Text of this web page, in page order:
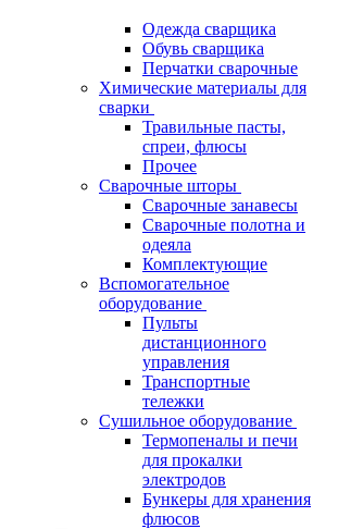
Одежда сварщика
Обувь сварщика
Перчатки сварочные
Химические материалы для
сварки
Травильные пасты,
спреи, флюсы
Прочее
Сварочные шторы
Сварочные занавесы
Сварочные полотна и
одеяла
Комплектующие
Вспомогательное
оборудование
Пульты
дистанционного
управления
Транспортные
тележки
Сушильное оборудование
Термопеналы и печи
для прокалки
электродов
Бункеры для хранения
флюсов